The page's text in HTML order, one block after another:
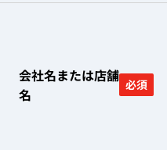
会社名または店舗
名
必須